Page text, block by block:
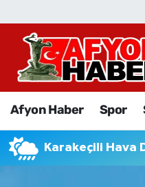
Afyon Haber Spor
Karakeçili Hava
Afyon Haber
Asayiş Yaşam